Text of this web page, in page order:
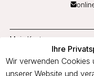
Ihre
Wir verwenden Cookies
unserer Website und
Mein Konto
Service